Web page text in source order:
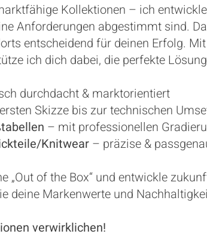
Kollektionen – ich
Anforderungen abgestimmt sind.
entscheidend für deinen Erfolg.
ich dich dabei, die perfekte
durchdacht & marktorientiert
Skizze bis zur technischen
– mit professionellen
Knitwear – präzise &
„Out of the Box“ und entwickle
deine Markenwerte und
verwirklichen!